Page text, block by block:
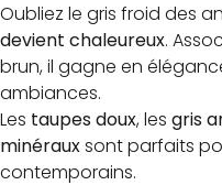
Oubliez le gris froid des
devient chaleureux.
brun, il gagne en
ambiances.
Les taupes doux, les gris
minérauxsont parfaits
contemporains.